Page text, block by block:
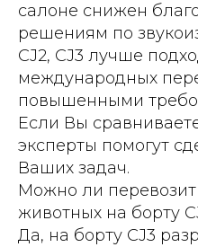
салоне снижен
решениям по
CJ2, CJ3 лучше
международных
повышенными
Если Вы
эксперты помогут
Ваших задач.
Можно ли
животных на борту
Да, на борту CJ3